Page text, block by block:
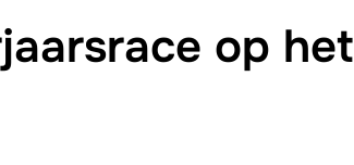
op het